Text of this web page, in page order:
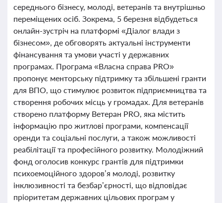
середнього бізнесу, молоді, ветеранів та внутрішньо
переміщених осіб. Зокрема, 5 березня відбудеться
онлайн-зустріч на платформі «Діалог влади з
бізнесом», де обговорять актуальні інструменти
фінансування та умови участі у державних
програмах. Програма «Власна справа PRO»
пропонує менторську підтримку та збільшені гранти
для ВПО, що стимулює розвиток підприємництва та
створення робочих місць у громадах. Для ветеранів
створено платформу Ветеран PRO, яка містить
інформацію про житлові програми, компенсації
оренди та соціальні послуги, а також можливості
реабілітації та професійного розвитку. Молодіжний
фонд оголосив конкурс грантів для підтримки
психоемоційного здоров’я молоді, розвитку
інклюзивності та безбар’єрності, що відповідає
пріоритетам державних цільових програм у